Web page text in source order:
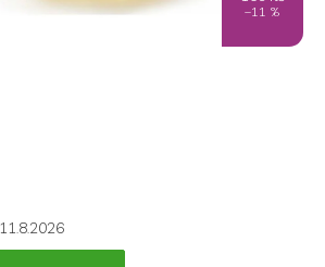
–11 %
11.8.2026